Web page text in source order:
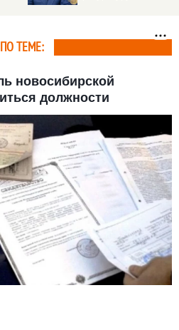
ПО ТЕМЕ:
новосибирской
должности